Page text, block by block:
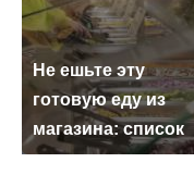
Не ешьте эту
готовую еду из
магазина: список